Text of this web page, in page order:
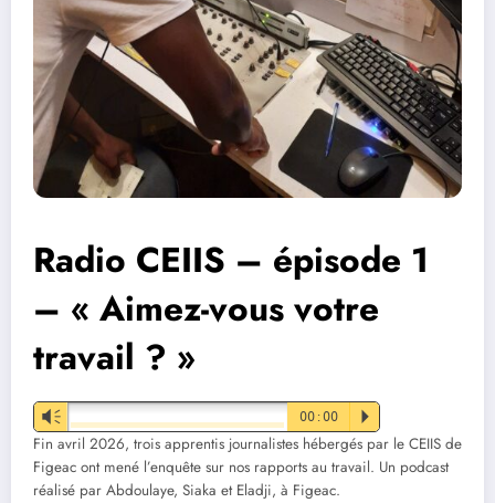
Radio CEIIS – épisode 1
– « Aimez-vous votre
travail ? »
Vm 00:00 P
Fin avril 2026, trois apprentis journalistes hébergés par le CEIIS de
Figeac ont mené l’enquête sur nos rapports au travail. Un podcast
réalisé par Abdoulaye, Siaka et Eladji, à Figeac.